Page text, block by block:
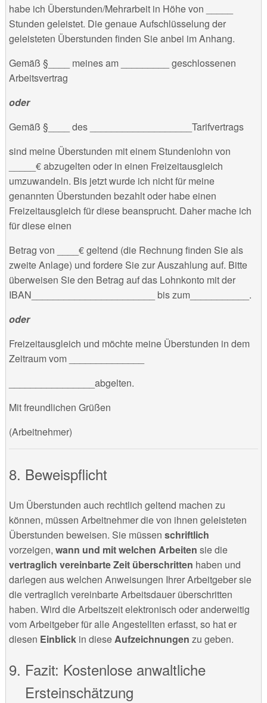
habe ich Überstunden/Mehrarbeit in Höhe von _____
Stunden geleistet. Die genaue Aufschlüsselung der
geleisteten Überstunden finden Sie anbei im Anhang.
Gemäß §____ meines am _________ geschlossenen
Arbeitsvertrag
oder
Gemäß §____ des ___________________Tarifvertrags
sind meine Überstunden mit einem Stundenlohn von
_____€ abzugelten oder in einen Freizeitausgleich
umzuwandeln. Bis jetzt wurde ich nicht für meine
genannten Überstunden bezahlt oder habe einen
Freizeitausgleich für diese beansprucht. Daher mache ich
für diese einen
Betrag von ____€ geltend (die Rechnung finden Sie als
zweite Anlage) und fordere Sie zur Auszahlung auf. Bitte
überweisen Sie den Betrag auf das Lohnkonto mit der
IBAN_______________________ bis zum___________.
oder
Freizeitausgleich und möchte meine Überstunden in dem
Zeitraum vom ______________
________________abgelten.
Mit freundlichen Grüßen
(Arbeitnehmer)
Beweispflicht
Um Überstunden auch rechtlich geltend machen zu
können, müssen Arbeitnehmer die von ihnen geleisteten
Überstunden beweisen. Sie müssen schriftlich
vorzeigen, wann und mit welchen Arbeiten sie die
vertraglich vereinbarte Zeit überschritten haben und
darlegen aus welchen Anweisungen Ihrer Arbeitgeber sie
die vertraglich vereinbarte Arbeitsdauer überschritten
haben. Wird die Arbeitszeit elektronisch oder anderweitig
vom Arbeitgeber für alle Angestellten erfasst, so hat er
diesen Einblick in dieseAufzeichnungen zu geben.
Fazit: Kostenlose anwaltliche
Ersteinschätzung